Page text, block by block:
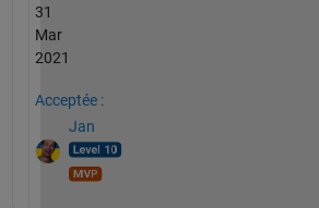
31
Mar
2021
Acceptée :
Jan